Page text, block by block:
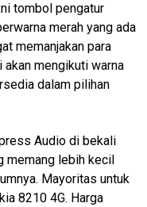
tombol pengatur
merah yang ada
memanjakan para
akan mengikuti warna
dalam pilihan
Audio di bekali
memang lebih kecil
Mayoritas untuk
8210 4G. Harga